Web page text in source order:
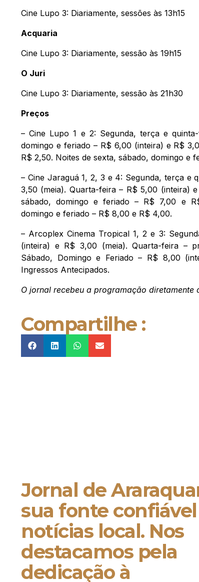
Cine Lupo 3: Diariamente, sessões às 13h15
Acquaria
Cine Lupo 3: Diariamente, sessão às 19h15
O Juri
Cine Lupo 3: Diariamente, sessão às 21h30
Preços
– Cine Lupo 1 e 2: Segunda, terça e
domingo e feriado – R$ 6,00 (inteira) e R$
R$ 2,50. Noites de sexta, sábado, domingo e
– Cine Jaraguá 1, 2, 3 e 4: Segunda, terça e
3,50 (meia). Quarta-feira – R$ 5,00 (inteira)
sábado, domingo e feriado – R$ 7,00 e
domingo e feriado – R$ 8,00 e R$ 4,00.
– Arcoplex Cinema Tropical 1, 2 e 3:
(inteira) e R$ 3,00 (meia). Quarta-feira –
Sábado, Domingo e Feriado – R$ 8,00
Ingressos Antecipados.
O jornal recebeu a programação diretamente
Compartilhe :
Jornal de
sua fonte
notícias local. Nos
destacamos pela
dedicação à